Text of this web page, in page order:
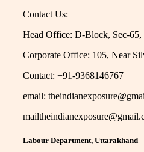
Contact Us:
Head Office: D-Block, Sec-65,
Corporate Office: 105, Near
Contact: +91-9368146767
email:
Labour Department, Uttarakhand